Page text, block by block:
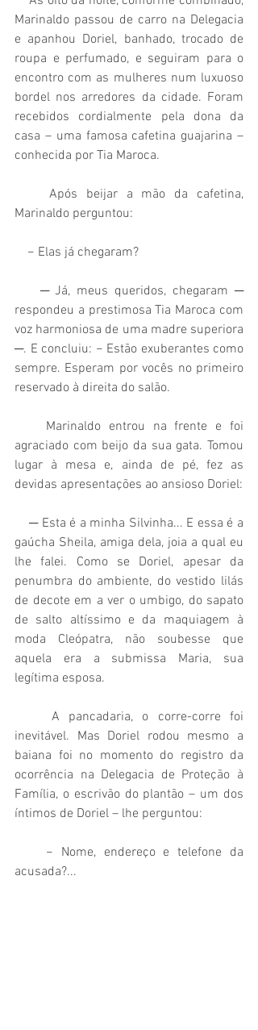
Marinaldo passou de carro na Delegacia
e apanhou Doriel, banhado, trocado de
roupa e perfumado, e seguiram para o
encontro com as mulheres num luxuoso
bordel nos arredores da cidade. Foram
recebidos cordialmente pela dona da
casa – uma famosa cafetina guajarina –
conhecida por Tia Maroca.
Após beijar a mão da cafetina,
Marinaldo perguntou:
− Elas já chegaram?
─ Já, meus queridos, chegaram ─
respondeu a prestimosa Tia Maroca com
voz harmoniosa de uma madre superiora
─. E concluiu: − Estão exuberantes como
sempre. Esperam por vocês no primeiro
reservado à direita do salão.
Marinaldo entrou na frente e foi
agraciado com beijo da sua gata. Tomou
lugar à mesa e, ainda de pé, fez as
devidas apresentações ao ansioso Doriel:
─ Esta é a minha Silvinha... E essa é a
gaúcha Sheila, amiga dela, joia a qual eu
lhe falei. Como se Doriel, apesar da
penumbra do ambiente, do vestido lilás
de decote em a ver o umbigo, do sapato
de salto altíssimo e da maquiagem à
moda Cleópatra, não soubesse que
aquela era a submissa Maria, sua
legítima esposa.
A pancadaria, o corre-corre foi
inevitável. Mas Doriel rodou mesmo a
baiana foi no momento do registro da
ocorrência na Delegacia de Proteção à
Família, o escrivão do plantão – um dos
íntimos de Doriel – lhe perguntou:
− Nome, endereço e telefone da
acusada?...